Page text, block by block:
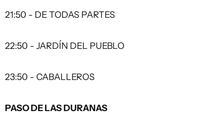
21:50 - DE TODAS PARTES
22:50 - JARDÍN DEL PUEBLO
23:50 - CABALLEROS
PASO DE LAS DURANAS